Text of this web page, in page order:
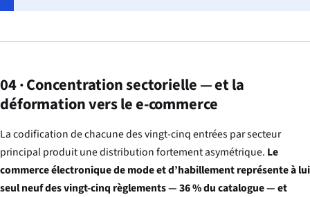
04 · Concentration sectorielle — et la
déformation vers le e-commerce
La codification de chacune des vingt-cinq entrées par secteur
principal produit une distribution fortement asymétrique. Le
commerce électronique de mode et d’habillement représente à lui
seul neuf des vingt-cinq règlements — 36 % du catalogue — et